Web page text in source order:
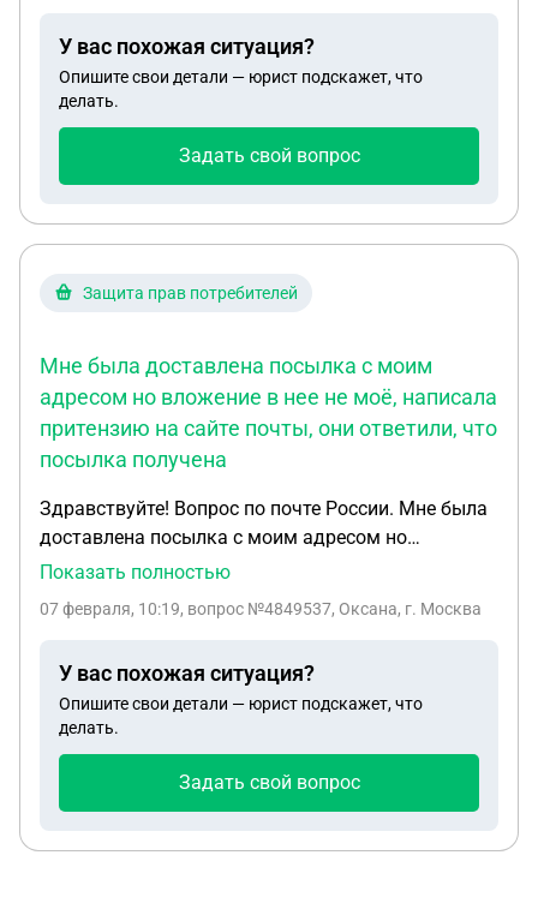
что возврат и замена невозможна т.к прошло 2
недели со дня покупки. Подскажите возможен ли
возврат товара
У вас похожая ситуация?
Опишите свои детали — юрист подскажет, что
делать.
Задать свой вопрос
Защита прав потребителей
Мне была доставлена посылка с моим
адресом но вложение в нее не моё, написала
притензию на сайте почты, они ответили, что
посылка получена
Здравствуйте! Вопрос по почте России. Мне была
доставлена посылка с моим адресом но
вложение в нее не моё, написала притензию на
Что делать? Как найти мою посылку? Помогите
Показать полностью
07 февраля, 10:19, вопрос №4849537, Оксана, г. Москва
У вас похожая ситуация?
Опишите свои детали — юрист подскажет, что
делать.
Задать свой вопрос